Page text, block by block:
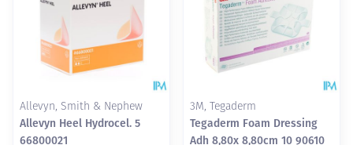
Allevyn, Smith & Nephew
Allevyn Heel Hydrocel. 5
66800021
3M, Tegaderm
Tegaderm Foam Dressing
Adh 8,80x 8,80cm 10 90610